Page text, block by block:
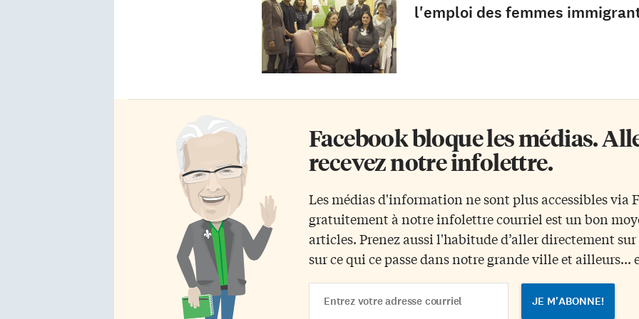
l'emploi des femmes
Facebook bloque les médias.
recevez notre infolettre.
Les médias d'information ne sont plus accessibles via
gratuitement à notre infolettre courriel est un bon
articles. Prenez aussi l'habitude d’aller directement
sur ce qui ce passe dans notre grande ville et ailleurs...
Address